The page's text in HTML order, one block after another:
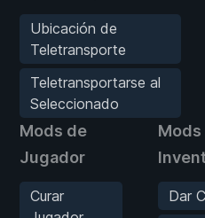
Ubicación de
Teletransporte
Teletransportarse al
Seleccionado
Mods de
Jugador
Curar
Mods
Dar